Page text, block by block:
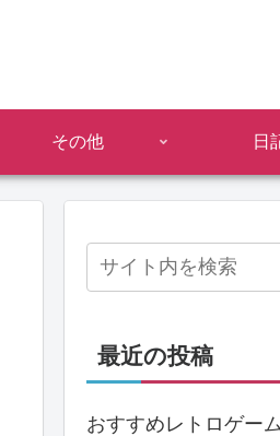
その他 日
最近の投稿
おすすめレトロゲー